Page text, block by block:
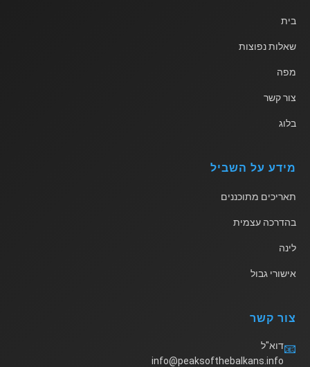
בית
שאלות נפוצות
מפה
צור קשר
בלוג
מידע על השביל
תאריכים מתוכננים
בהדרכה עצמית
לינה
אישורי גבול
צור קשר
📧דוא"ל
info@peaksofthebalkans.info